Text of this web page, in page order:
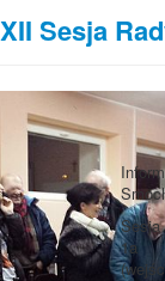
Sesja
Sesja
1a